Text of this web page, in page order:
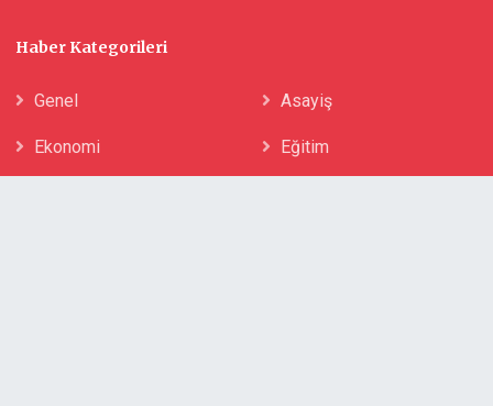
Haber Kategorileri
Genel Asayiş
Ekonomi Eğitim